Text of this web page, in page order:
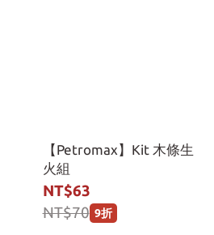
【Petromax】Kit 木條生
火組
NT$63
NT$70 9折